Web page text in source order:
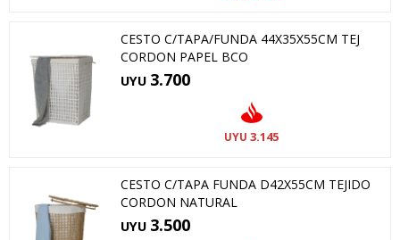
CESTO C/TAPA/FUNDA 44X35X55CM TEJ
CORDON PAPEL BCO
UYU 3.700
UYU 3.145
CESTO C/TAPA FUNDA D42X55CM TEJIDO
CORDON NATURAL
UYU 3.500